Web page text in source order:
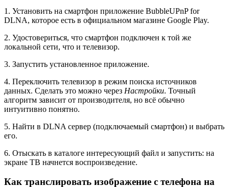
1. Установить на смартфон приложение BubbleUPnP for
DLNA, которое есть в официальном магазине Google Play.
2. Удостовериться, что смартфон подключен к той же
локальной сети, что и телевизор.
3. Запустить установленное приложение.
4. Переключить телевизор в режим поиска источников
данных. Сделать это можно через Настройки. Точный
алгоритм зависит от производителя, но всё обычно
интуитивно понятно.
5. Найти в DLNA сервер (подключаемый смартфон) и выбрать
его.
6. Отыскать в каталоге интересующий файл и запустить: на
экране ТВ начнется воспроизведение.
Как транслировать изображение с телефона на